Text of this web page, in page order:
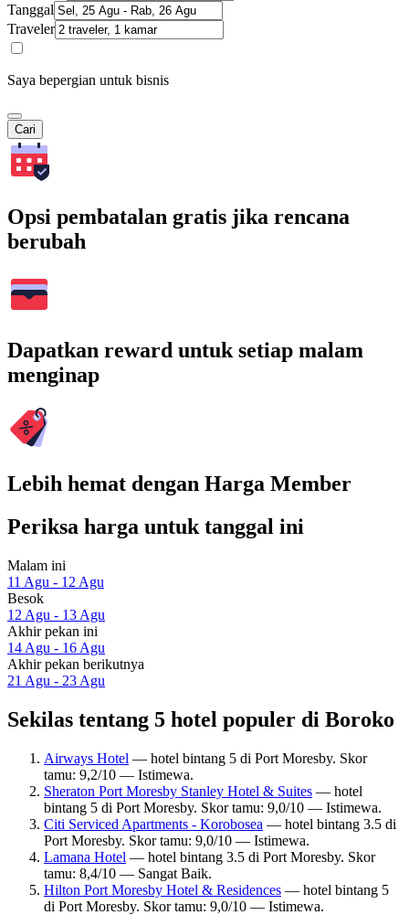
Tanggal
Traveler
Saya bepergian untuk bisnis
Cari
Opsi pembatalan gratis jika rencana
berubah
Dapatkan reward untuk setiap malam
menginap
Lebih hemat dengan Harga Member
Periksa harga untuk tanggal ini
Malam ini
11 Agu - 12 Agu
Besok
12 Agu - 13 Agu
Akhir pekan ini
14 Agu - 16 Agu
Akhir pekan berikutnya
21 Agu - 23 Agu
Sekilas tentang 5 hotel populer di Boroko
Airways Hotel — hotel bintang 5 di Port Moresby. Skor
tamu: 9,2/10 — Istimewa.
Sheraton Port Moresby Stanley Hotel & Suites — hotel
bintang 5 di Port Moresby. Skor tamu: 9,0/10 — Istimewa.
Citi Serviced Apartments - Korobosea — hotel bintang 3.5 di
Port Moresby. Skor tamu: 9,0/10 — Istimewa.
Lamana Hotel — hotel bintang 3.5 di Port Moresby. Skor
tamu: 8,4/10 — Sangat Baik.
Hilton Port Moresby Hotel & Residences — hotel bintang 5
di Port Moresby. Skor tamu: 9,0/10 — Istimewa.